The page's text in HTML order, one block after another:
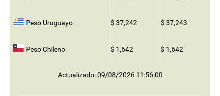
Peso Uruguayo $ 37,242 $ 37,243
Peso Chileno $ 1,642 $ 1,642
Actualizado: 09/08/2026 11:56:00